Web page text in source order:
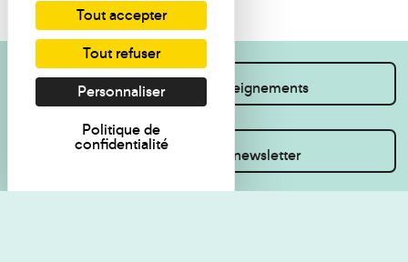
Je souhaite des renseignements
Inscrivez-vous à la newsletter
Tout accepter
Tout refuser
Personnaliser
Politique de
confidentialité